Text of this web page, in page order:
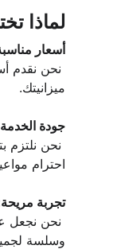
لماذا
أسعار
نحن نقدم
ميزانيتك.
جودة
نحن نلتزم
احترام
تجربة
نحن نجعل
وسلسة